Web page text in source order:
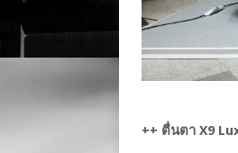
++ ตื่นตา X9